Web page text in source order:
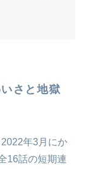
さと地獄
年3月にか
16話の短期連